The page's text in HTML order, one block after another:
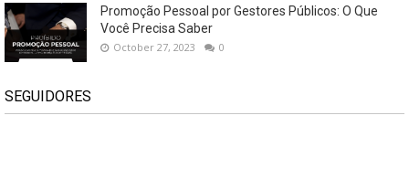
Promoção Pessoal por Gestores Públicos: O Que
Você Precisa Saber
October 27, 2023 0
SEGUIDORES